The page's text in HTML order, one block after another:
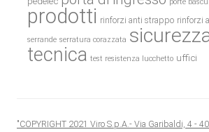
porte
prodotti rinforzi anti strappo rinforzi
serrande serratura corazzata
tecnica test resistenza lucchetto uffici
"COPYRIGHT 2021 Viro S.p.A.- Via Garibaldi, 4 -